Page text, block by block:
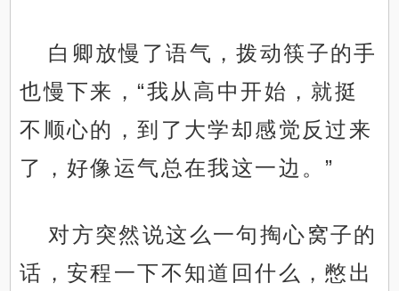
白卿放慢了语气，拨动筷子的手
也慢下来，“我从高中开始，就挺
不顺心的，到了大学却感觉反过来
了，好像运气总在我这一边。”
对方突然说这么一句掏心窝子的
话，安程一下不知道回什么，憋出